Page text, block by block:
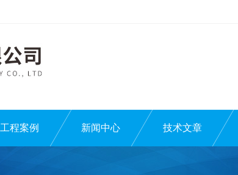
工程案例 新闻中心 技术文章